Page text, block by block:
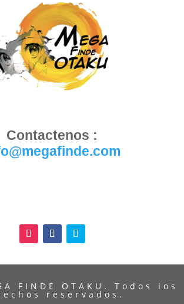
Contactenos :
FINDE OTAKU. Todos los
reservados.